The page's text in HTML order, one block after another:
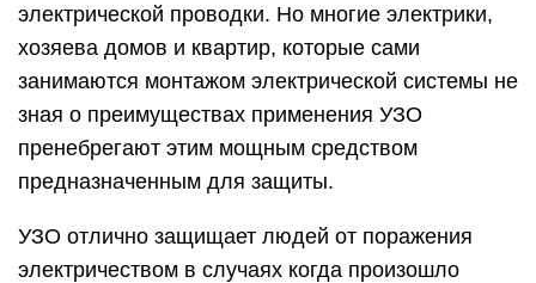
электрической проводки. Но многие электрики,
хозяева домов и квартир, которые сами
занимаются монтажом электрической системы не
зная о преимуществах применения УЗО
пренебрегают этим мощным средством
предназначенным для защиты.
УЗО отлично защищает людей от поражения
электричеством в случаях когда произошло